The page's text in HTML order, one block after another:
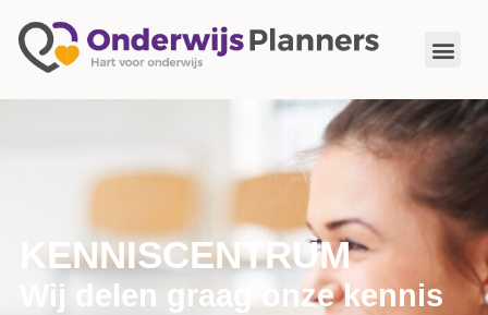
KENNISCENTRUM
Wij delen graag onze kennis